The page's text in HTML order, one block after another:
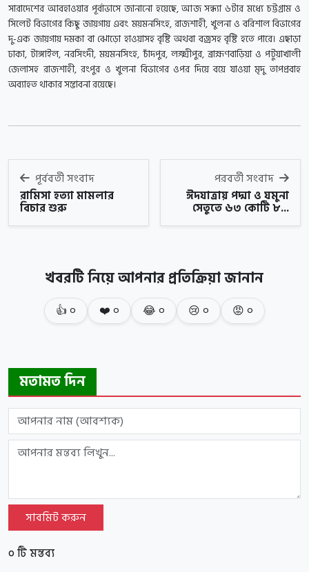
সারাদেশের আবহাওয়ার পূর্বাভাসে জানানো হয়েছে, আজ সন্ধ্যা ৬টার মধ্যে চট্টগ্রাম ও
সিলেট বিভাগের কিছু জায়গায় এবং ময়মনসিংহ, রাজশাহী, খুলনা ও বরিশাল বিভাগের
দু-এক জায়গায় দমকা বা ঝোড়ো হাওয়াসহ বৃষ্টি অথবা বজ্রসহ বৃষ্টি হতে পারে। এছাড়া
ঢাকা, টাঙ্গাইল, নরসিংদী, ময়মনসিংহ, চাঁদপুর, লক্ষ্মীপুর, ব্রাহ্মণবাড়িয়া ও পটুয়াখালী
জেলাসহ রাজশাহী, রংপুর ও খুলনা বিভাগের ওপর দিয়ে বয়ে যাওয়া মৃদু তাপপ্রবাহ
অব্যাহত থাকার সম্ভাবনা রয়েছে।
পূর্ববর্তী সংবাদ
রামিসা হত্যা মামলার
বিচার শুরু
পরবর্তী সংবাদ
ঈদযাত্রায় পদ্মা ও যমুনা
সেতুতে ৬৩ কোটি ৮...
খবরটি নিয়ে আপনার প্রতিক্রিয়া জানান
👍০ ❤️০ 😂০ 😢০ 😡০
মতামত দিন
সাবমিট করুন
০ টি মন্তব্য